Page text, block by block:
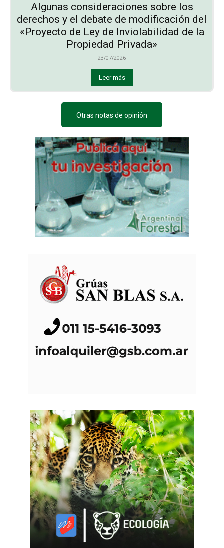
Algunas consideraciones sobre los
derechos y el debate de modificación del
«Proyecto de Ley de Inviolabilidad de la
Propiedad Privada»
23/07/2026
Leer más
Otras notas de opinión